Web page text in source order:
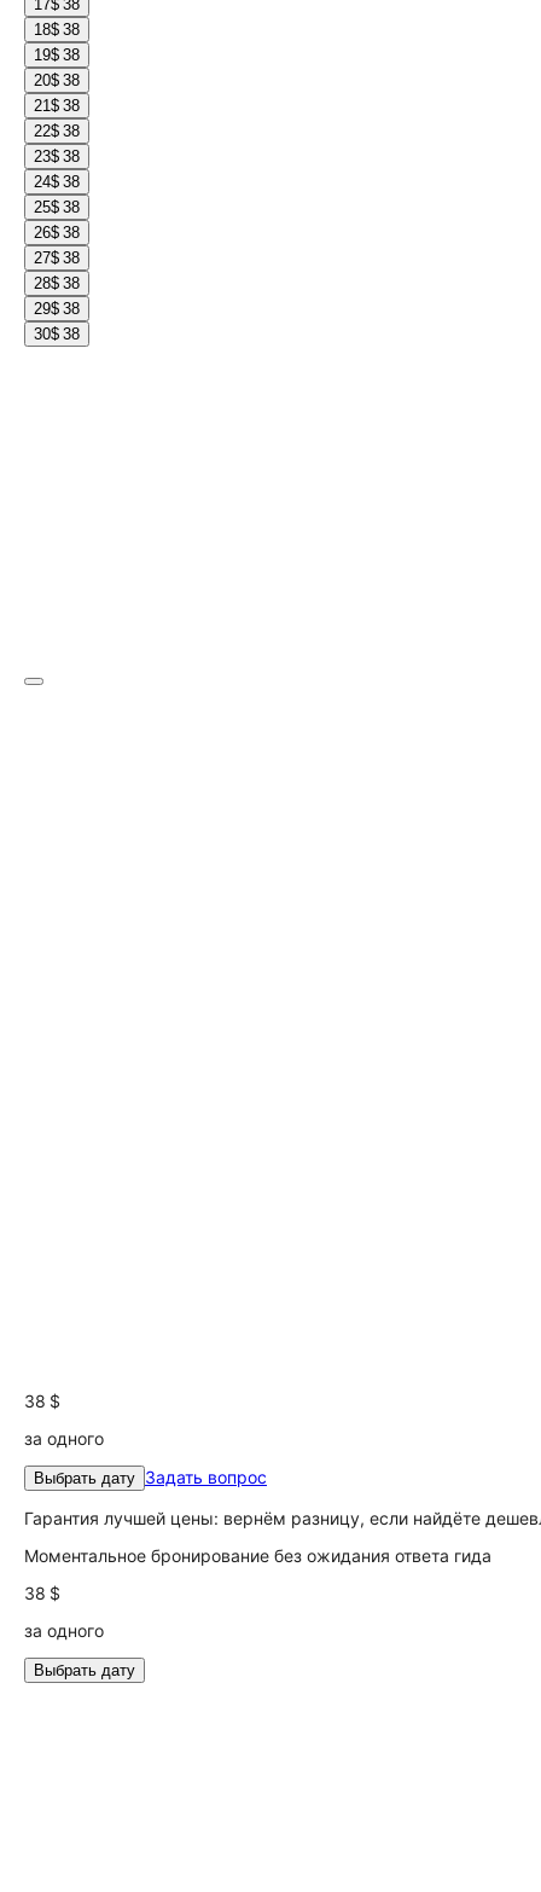
17$ 38
18$ 38
19$ 38
20$ 38
21$ 38
22$ 38
23$ 38
24$ 38
25$ 38
26$ 38
27$ 38
28$ 38
29$ 38
30$ 38
38 $
за одного
Выбрать дату Задать вопрос
Гарантия лучшей цены: вернём разницу, если найдёте
Моментальное бронирование без ожидания ответа гида
38 $
за одного
Выбрать дату